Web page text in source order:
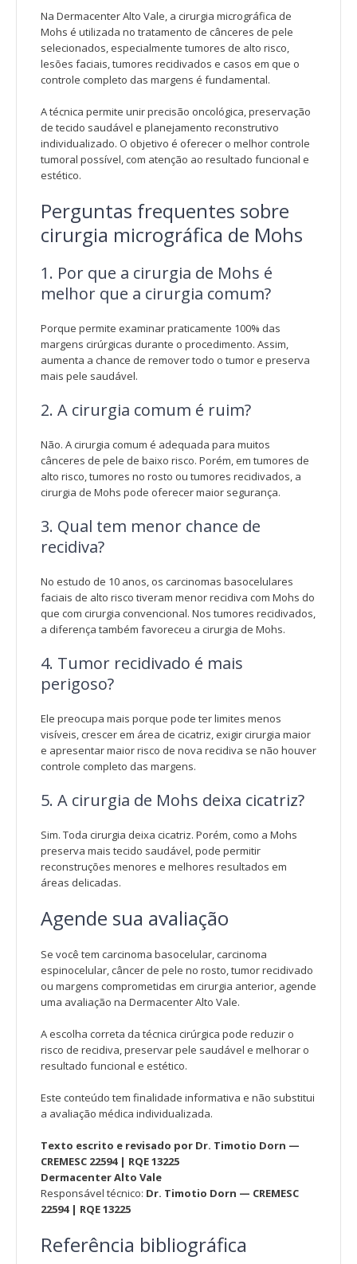
Na Dermacenter Alto Vale, a cirurgia micrográfica de
Mohs é utilizada no tratamento de cânceres de pele
selecionados, especialmente tumores de alto risco,
lesões faciais, tumores recidivados e casos em que o
controle completo das margens é fundamental.
A técnica permite unir precisão oncológica, preservação
de tecido saudável e planejamento reconstrutivo
individualizado. O objetivo é oferecer o melhor controle
tumoral possível, com atenção ao resultado funcional e
estético.
Perguntas frequentes sobre
cirurgia micrográfica de Mohs
1. Por que a cirurgia de Mohs é
melhor que a cirurgia comum?
Porque permite examinar praticamente 100% das
margens cirúrgicas durante o procedimento. Assim,
aumenta a chance de remover todo o tumor e preserva
mais pele saudável.
2. A cirurgia comum é ruim?
Não. A cirurgia comum é adequada para muitos
cânceres de pele de baixo risco. Porém, em tumores de
alto risco, tumores no rosto ou tumores recidivados, a
cirurgia de Mohs pode oferecer maior segurança.
3. Qual tem menor chance de
recidiva?
No estudo de 10 anos, os carcinomas basocelulares
faciais de alto risco tiveram menor recidiva com Mohs do
que com cirurgia convencional. Nos tumores recidivados,
a diferença também favoreceu a cirurgia de Mohs.
4. Tumor recidivado é mais
perigoso?
Ele preocupa mais porque pode ter limites menos
visíveis, crescer em área de cicatriz, exigir cirurgia maior
e apresentar maior risco de nova recidiva se não houver
controle completo das margens.
5. A cirurgia de Mohs deixa cicatriz?
Sim. Toda cirurgia deixa cicatriz. Porém, como a Mohs
preserva mais tecido saudável, pode permitir
reconstruções menores e melhores resultados em
áreas delicadas.
Agende sua avaliação
Se você tem carcinoma basocelular, carcinoma
espinocelular, câncer de pele no rosto, tumor recidivado
ou margens comprometidas em cirurgia anterior, agende
uma avaliação na Dermacenter Alto Vale.
A escolha correta da técnica cirúrgica pode reduzir o
risco de recidiva, preservar pele saudável e melhorar o
resultado funcional e estético.
Este conteúdo tem finalidade informativa e não substitui
a avaliação médica individualizada.
Texto escrito e revisado por Dr. Timotio Dorn —
CREMESC 22594 | RQE 13225
Dermacenter Alto Vale
Responsável técnico: Dr. Timotio Dorn — CREMESC
22594 | RQE 13225
Referência bibliográfica